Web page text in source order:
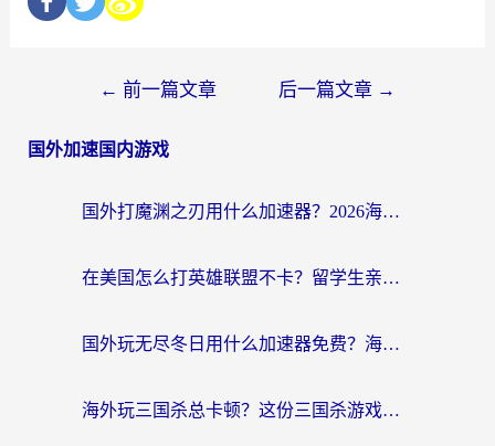
← 前一篇文章 后一篇文章 →
国外加速国内游戏
国外打魔渊之刃用什么加速器？2026海外玩家国服游戏加速全攻略（附闪耀暖暖&复苏的魔女避坑指南）
在美国怎么打英雄联盟不卡？留学生亲测的国服游戏加速全攻略
国外玩无尽冬日用什么加速器免费？海外党国服游戏加速避坑指南
海外玩三国杀总卡顿？这份三国杀游戏加速器指南帮你告别延迟烦恼